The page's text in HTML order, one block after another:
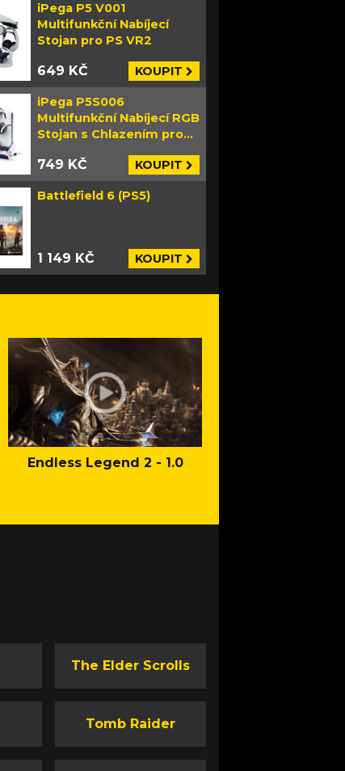
iPega P5 V001
Multifunkční Nabíjecí
Stojan pro PS VR2
649 KČ KOUPIT
iPega P5S006
Multifunkční Nabíjecí RGB
Stojan s Chlazením pro
749 KČ KOUPIT
Battlefield 6 (PS5)
1 149 KČ KOUPIT
Endless Legend 2 - 1.0
The Elder Scrolls
Tomb Raider